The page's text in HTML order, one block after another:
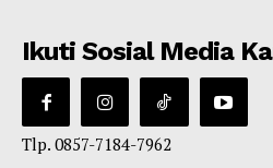
Ikuti Sosial Media
Tlp. 0857-7184-7962